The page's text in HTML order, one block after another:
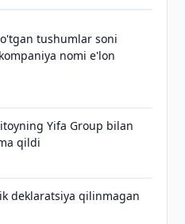
tushumlar soni
nomi e'lon
Yifa Group bilan
qildi
deklaratsiya qilinmagan